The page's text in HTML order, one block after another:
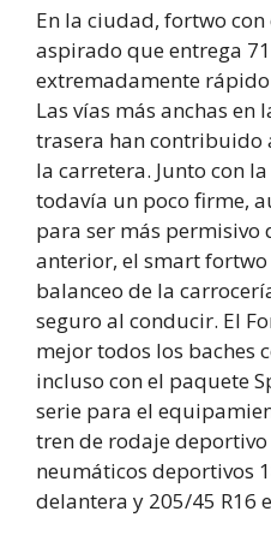
En la ciudad, fortwo
aspirado que entrega
extremadamente
Las vías más anchas en
trasera han contribuido
la carretera. Junto con
todavía un poco firme,
para ser más permisivo
anterior, el smart
balanceo de la
seguro al conducir. El
mejor todos los baches
incluso con el paquete
serie para el
tren de rodaje
neumáticos deportivos
delantera y 205/45 R16